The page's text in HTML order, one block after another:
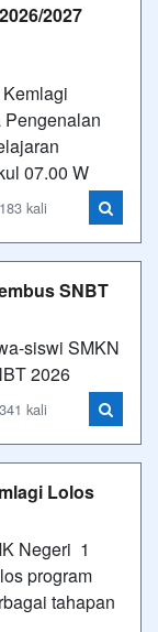
2027
Pengenalan
07.00 W
kali
SNBT
siswi SMKN
2026
kali
Lolos
Negeri 1
program
tahapan